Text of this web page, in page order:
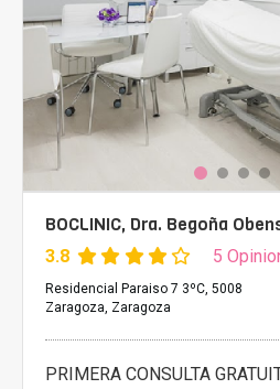
BOCLINIC, Dra. Begoña
3.8 5
Residencial Paraiso 7 3ºC, 5008
Zaragoza, Zaragoza
PRIMERA CONSULTA